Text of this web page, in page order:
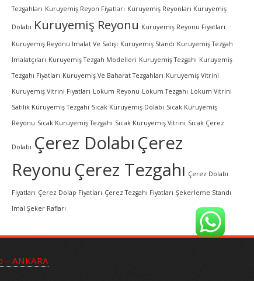
Tezgahları Kuruyemiş Reyon Fiyatları Kuruyemiş Reyonları Kuruyemiş
Dolabı Kuruyemiş Reyonu Kuruyemiş Reyonu Fiyatları
Kuruyemiş Reyonu Imalat Ve Satışı Kuruyemiş Standı Kuruyemiş Tezgah
Imalatçıları Kuruyemiş Tezgah Modelleri Kuruyemiş Tezgahı Kuruyemiş
Tezgahı Fiyatları Kuruyemiş Ve Baharat Tezgahları Kuruyemiş Vitrini
Kuruyemiş Vitrini Fiyatları Lokum Reyonu Lokum Tezgahı Lokum Vitrini
Satılık Kuruyemiş Tezgahı Sıcak Kuruyemiş Dolabı Sıcak Kuruyemiş
Reyonu Sıcak Kuruyemiş Tezgahı Sıcak Kuruyemiş Vitrini Sıcak Çerez
Dolabı Çerez Dolabı Çerez
Reyonu Çerez Tezgahı Çerez Dolabı
Fiyatları Çerez Dolap Fiyatları Çerez Tezgahı Fiyatları Şekerleme Standı
Imal Şeker Rafları
– ANKARA